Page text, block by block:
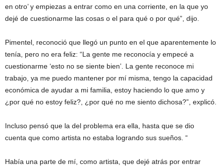
en otro’ y empiezas a entrar como en una corriente, en la que yo
dejé de cuestionarme las cosas o el para qué o por qué”, dijo.
Pimentel, reconoció que llegó un punto en el que aparentemente lo
tenía, pero no era feliz: “La gente me reconocía y empecé a
cuestionarme ‘esto no se siente bien’. La gente reconoce mi
trabajo, ya me puedo mantener por mí misma, tengo la capacidad
económica de ayudar a mi familia, estoy haciendo lo que amo y
¿por qué no estoy feliz?, ¿por qué no me siento dichosa?”, explicó.
Incluso pensó que la del problema era ella, hasta que se dio
cuenta que como artista no estaba logrando sus sueños. “
Había una parte de mí, como artista, que dejé atrás por entrar